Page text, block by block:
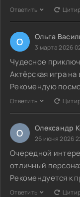
Ответить
О Ольга
3 марта 2026
Чудесное
Актёрская игра
Рекомендую
Ответить
О Олександр
26 июня 2026
Очередной
отличный
Рекомендуется к
Ответить